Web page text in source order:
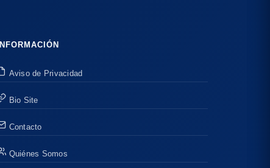
INFORMACIÓN
Aviso de Privacidad
Bio Site
Contacto
Quiénes Somos